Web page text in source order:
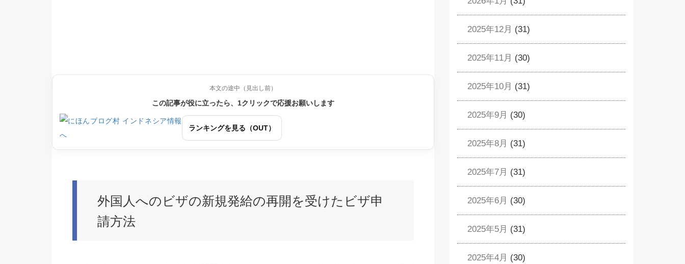
本文の途中（見出し前）
この記事が役に立ったら、1クリックで応援お願いします
ランキングを見る（OUT）
外国人へのビザの新規発給の再開を受けたビザ申
請方法
2025年12月 (31)
2025年11月 (30)
2025年10月 (31)
2025年9月 (30)
2025年8月 (31)
2025年7月 (31)
2025年6月 (30)
2025年5月 (31)
2025年4月 (30)